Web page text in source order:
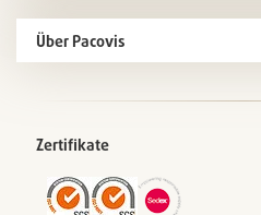
Über Pacovis
Zertifikate